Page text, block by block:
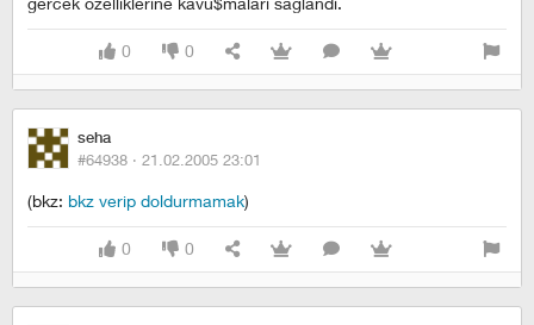
0 0
seha
#64938 · 21.02.2005 23:01
(bkz: bkz verip doldurmamak)
0 0